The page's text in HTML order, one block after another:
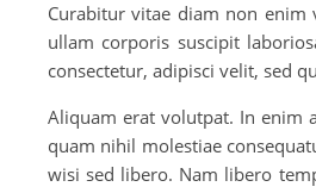
Curabitur vitae diam non
ullam corporis suscipit
consectetur, adipisci velit, sed
Aliquam erat volutpat. In enim
quam nihil molestiae
wisi sed libero. Nam libero